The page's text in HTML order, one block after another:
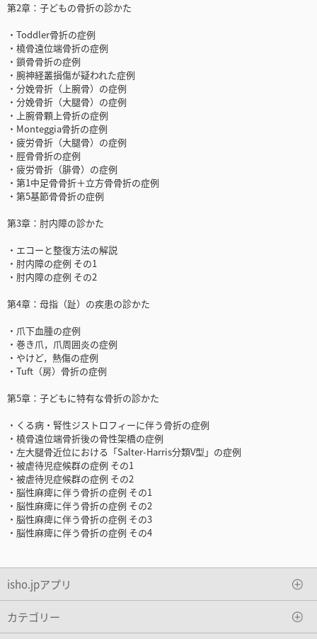
第2章：子どもの骨折の診かた
・Toddler骨折の症例
・橈骨遠位端骨折の症例
・鎖骨骨折の症例
・腕神経叢損傷が疑われた症例
・分娩骨折（上腕骨）の症例
・分娩骨折（大腿骨）の症例
・上腕骨顆上骨折の症例
・Monteggia骨折の症例
・疲労骨折（大腿骨）の症例
・脛骨骨折の症例
・疲労骨折（腓骨）の症例
・第1中足骨骨折＋立方骨骨折の症例
・第5基節骨骨折の症例
第3章：肘内障の診かた
・エコーと整復方法の解説
・肘内障の症例 その1
・肘内障の症例 その2
第4章：母指（趾）の疾患の診かた
・爪下血腫の症例
・巻き爪，爪周囲炎の症例
・やけど，熱傷の症例
・Tuft（房）骨折の症例
第5章：子どもに特有な骨折の診かた
・くる病・腎性ジストロフィーに伴う骨折の症例
・橈骨遠位端骨折後の骨性架橋の症例
・左大腿骨近位における「Salter-Harris分類V型」の症例
・被虐待児症候群の症例 その1
・被虐待児症候群の症例 その2
・脳性麻痺に伴う骨折の症例 その1
・脳性麻痺に伴う骨折の症例 その2
・脳性麻痺に伴う骨折の症例 その3
・脳性麻痺に伴う骨折の症例 その4
isho.jpアプリ
カテゴリー